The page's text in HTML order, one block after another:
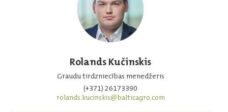
Rolands Kučinskis
Graudu tirdzniecības menedžeris
(+371) 26173390
rolands.kucinskis@balticagro.com